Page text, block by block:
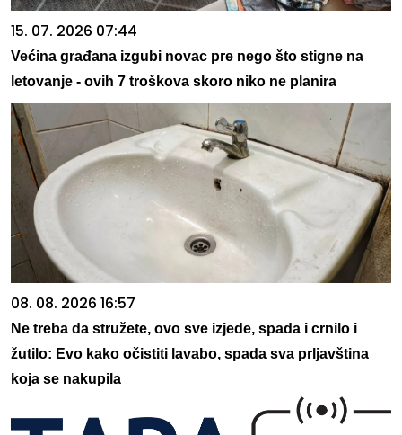
15. 07. 2026 07:44
Većina građana izgubi novac pre nego što stigne na
letovanje - ovih 7 troškova skoro niko ne planira
08. 08. 2026 16:57
Ne treba da stružete, ovo sve izjede, spada i crnilo i
žutilo: Evo kako očistiti lavabo, spada sva prljavština
koja se nakupila